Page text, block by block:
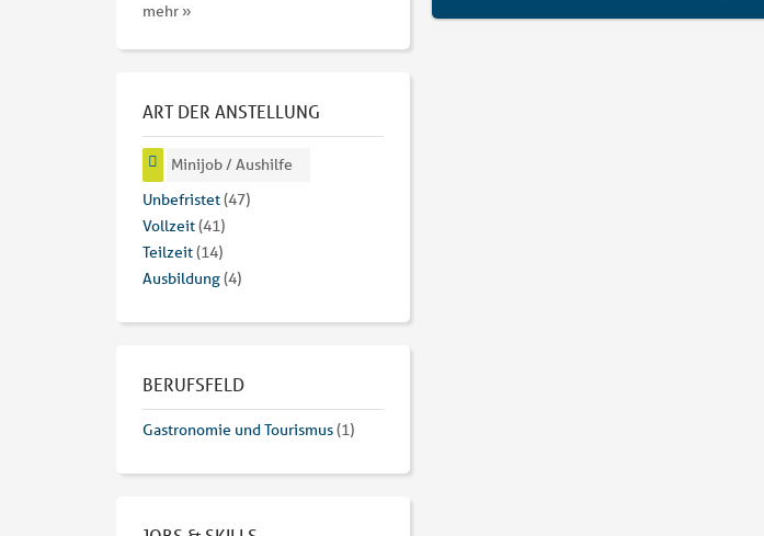
mehr »
ART DER ANSTELLUNG
Minijob / Aushilfe
Unbefristet(47)
Vollzeit(41)
Teilzeit(14)
Ausbildung(4)
BERUFSFELD
Gastronomie und Tourismus(1)